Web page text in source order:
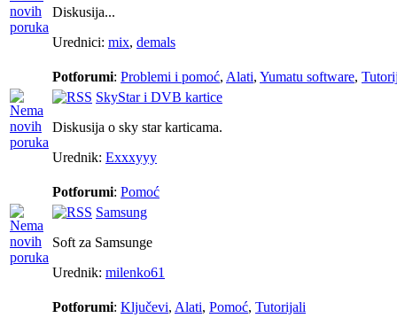
Diskusija...
Urednici: mix, demals
Potforumi: Problemi i pomoć, Alati, Yumatu software,
SkyStar i DVB kartice
Diskusija o sky star karticama.
Urednik: Exxxyyy
Potforumi: Pomoć
Samsung
Soft za Samsunge
Urednik: milenko61
Potforumi: Ključevi, Alati, Pomoć, Tutorijali